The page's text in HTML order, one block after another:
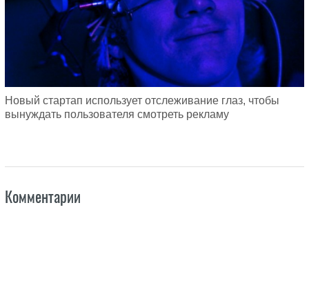
Новый стартап использует отслеживание глаз, чтобы
вынуждать пользователя смотреть рекламу
Комментарии